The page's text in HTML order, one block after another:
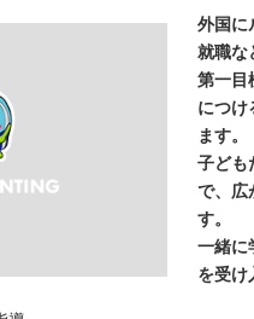
外国に
就職な
第一目
につけ
ます。
子ども
で、広
す。
一緒に
を受け